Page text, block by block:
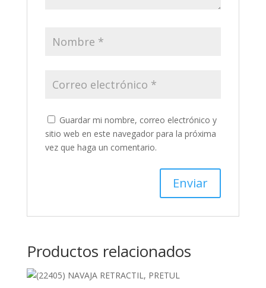
Guardar mi nombre, correo electrónico y
sitio web en este navegador para la próxima
vez que haga un comentario.
Productos relacionados